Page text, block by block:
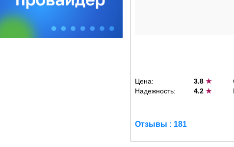
Цена: 3.8★
Надежность:
4.2★
Отзывы : 181